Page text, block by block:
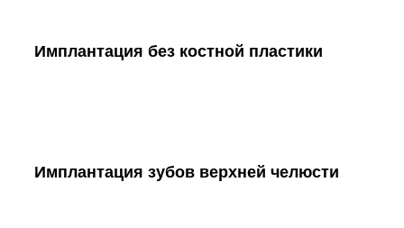
Имплантация без костной пластики
Имплантация зубов верхней челюсти